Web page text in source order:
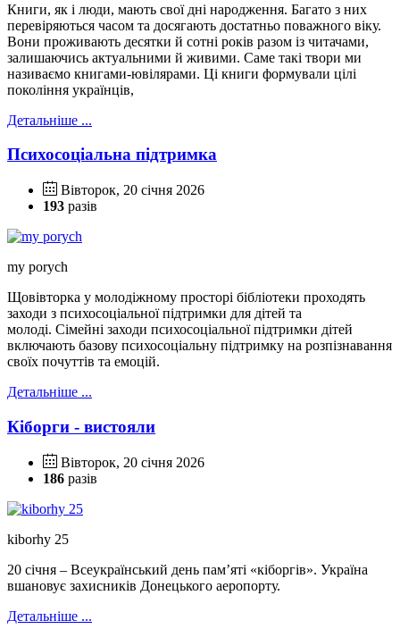
Книги, як і люди, мають свої дні народження. Багато з них
перевіряються часом та досягають достатньо поважного віку.
Вони проживають десятки й сотні років разом із читачами,
залишаючись актуальними й живими. Саме такі твори ми
називаємо книгами-ювілярами. Ці книги формували цілі
покоління українців,
Детальніше ...
Психосоціальна підтримка
Вівторок, 20 січня 2026
193 разів
my porych
Щовівторка у молодіжному просторі бібліотеки проходять
заходи з психосоціальної підтримки для дітей та
молоді. Сімейні заходи психосоціальної підтримки дітей
включають базову психосоціальну підтримку на розпізнавання
своїх почуттів та емоцій.
Детальніше ...
Кіборги - вистояли
Вівторок, 20 січня 2026
186 разів
kiborhy 25
20 січня – Всеукраїнський день пам’яті «кіборгів». Україна
вшановує захисників Донецького аеропорту.
Детальніше ...